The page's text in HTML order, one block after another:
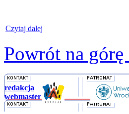
Czytaj dalej
Powrót na
redakcja
webmaster